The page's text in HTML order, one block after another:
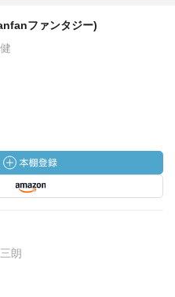
ファンタジー)
朗